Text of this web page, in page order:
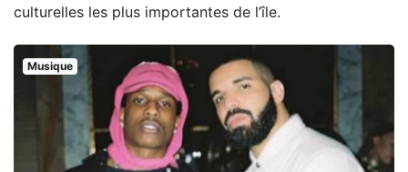
culturelles les plus importantes de l’île.
Musique